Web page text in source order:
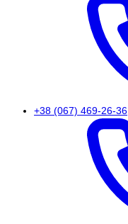
+38 (067) 469-26-36